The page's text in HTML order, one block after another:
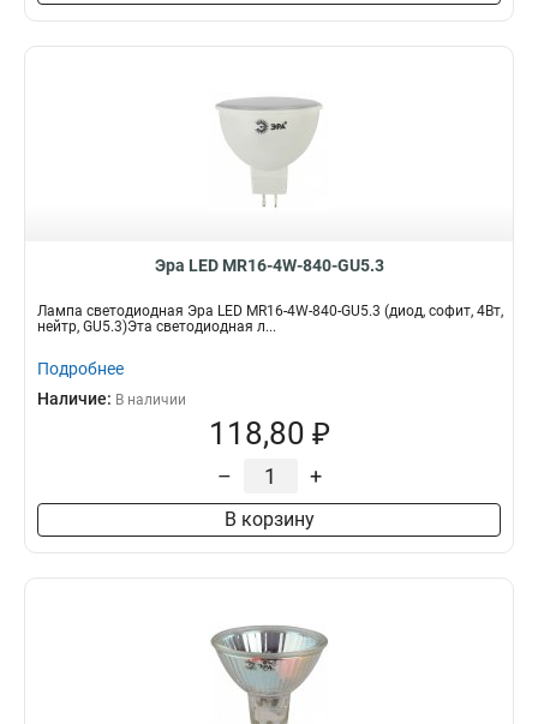
Эра LED MR16-4W-840-GU5.3
Лампа светодиодная Эра LED MR16-4W-840-GU5.3 (диод, софит, 4Вт,
нейтр, GU5.3)Эта светодиодная л...
Подробнее
Наличие: В наличии
118,80 ₽
– +
В корзину